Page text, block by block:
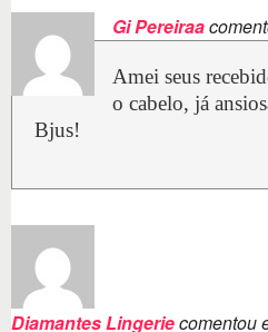
Gi Pereiraa
Amei seus
o cabelo, já
Bjus!
Diamantes Lingeriecomentou